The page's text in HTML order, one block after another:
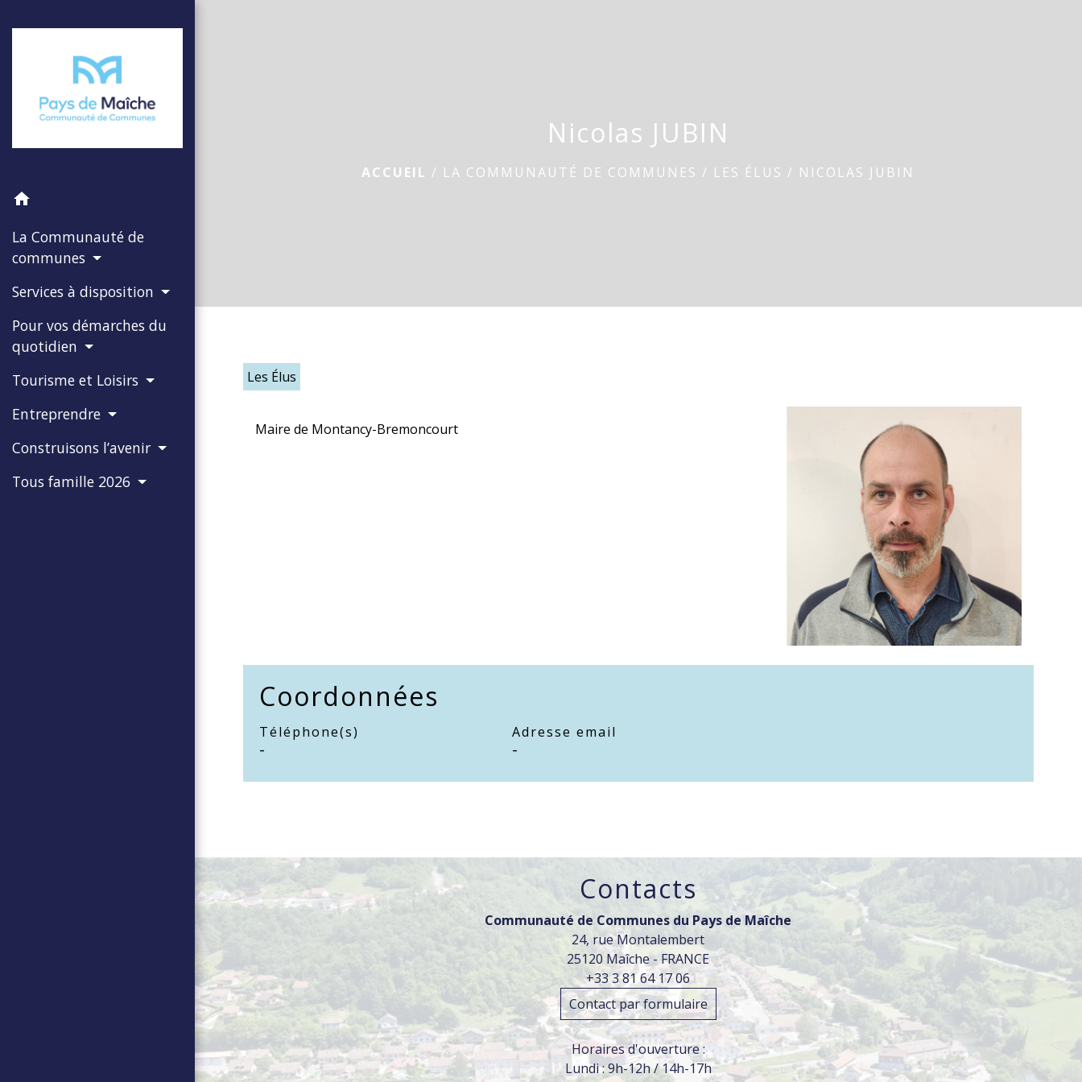
home
La Communauté de
communes
Services à disposition
Pour vos démarches du
quotidien
Tourisme et Loisirs
Entreprendre
Construisons l’avenir
Tous famille 2026
Nicolas JUBIN
ACCUEIL / LA COMMUNAUTÉ DE COMMUNES / LES ÉLUS / NICOLAS JUBIN
Les Élus
Maire de Montancy-Bremoncourt
Coordonnées
Téléphone(s)
-
Adresse email
-
Contacts
Communauté de Communes du Pays de Maîche
24, rue Montalembert
25120 Maîche - FRANCE
+33 3 81 64 17 06
Contact par formulaire
Horaires d'ouverture :
Lundi : 9h-12h / 14h-17h